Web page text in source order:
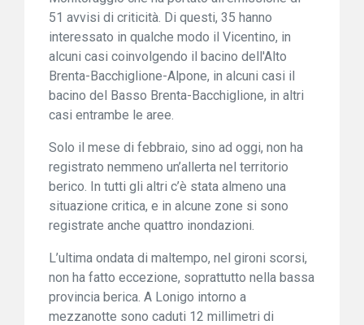
51 avvisi di criticità. Di questi, 35 hanno
interessato in qualche modo il Vicentino, in
alcuni casi coinvolgendo il bacino dell'Alto
Brenta-Bacchiglione-Alpone, in alcuni casi il
bacino del Basso Brenta-Bacchiglione, in altri
casi entrambe le aree.
Solo il mese di febbraio, sino ad oggi, non ha
registrato nemmeno un’allerta nel territorio
berico. In tutti gli altri c’è stata almeno una
situazione critica, e in alcune zone si sono
registrate anche quattro inondazioni.
L’ultima ondata di maltempo, nel gironi scorsi,
non ha fatto eccezione, soprattutto nella bassa
provincia berica. A Lonigo intorno a
mezzanotte sono caduti 12 millimetri di